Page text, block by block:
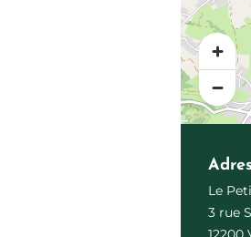
Le
3 rue